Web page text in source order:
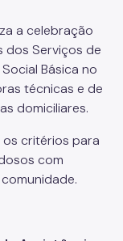
a celebração
dos Serviços de
Básica no
técnicas e de
domiciliares.
critérios para
com